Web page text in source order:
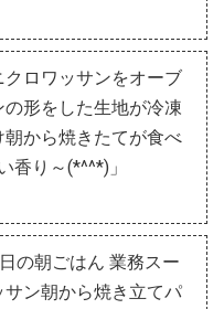
クロワッサンをオーブ
形をした生地が冷凍
から焼きたてが食べ
香り～(*^^*)」
の朝ごはん 業務スー
ン朝から焼き立てパ